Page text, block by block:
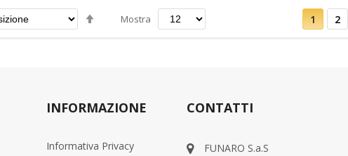
ImpostaMostra stai
1 2
INFORMAZIONE
Informativa Privacy
CONTATTI
FUNARO S.a.S